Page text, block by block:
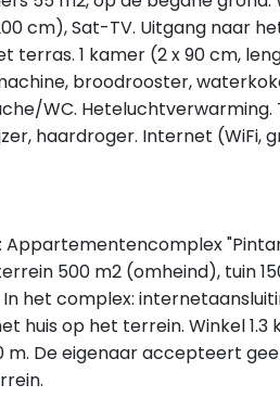
cm), Sat-TV. Uitgang naar
terras. 1 kamer (2 x 90 cm,
broodrooster,
WC. Heteluchtverwarming.
haardroger. Internet (WiFi,
500 m2 (omheind), tuin
het complex:
huis op het terrein. Winkel 1.3
m. De eigenaar accepteert